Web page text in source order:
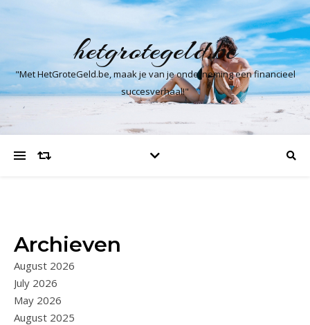
hetgrotegeld.be
"Met HetGroteGeld.be, maak je van je onderneming een financieel
succesverhaal!"
Archieven
August 2026
July 2026
May 2026
August 2025